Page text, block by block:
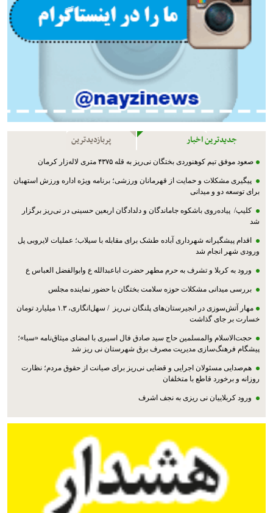
جدیدترین اخبار پربازدیدترین
صعود موفق تیم کوهنوردی بختگان نی‌ریز به قله ۴۳۷۵ متری لاله‌زار کرمان
پیگیری مشکلات و حمایت از قهرمانان ورزشی؛ برنامه ویژه اداره ورزش استهبان
برای توسعه دو و میدانی
کلیپ/ پیاده‌روی باشکوه جاماندگان و دلدادگان اربعین حسینی در نی‌ریز برگزار
شد
اقدام پیشگیرانه شهرداری آباده طشک برای مقابله با سیلاب؛ عملیات لایروبی پل
ورودی شهر انجام شد
ورود به کربلا و تشرف به حرم مطهر حضرت اباعبدالله ع وابوالفضل العباس ع
بررسی میدانی مشکلات حوزه سلامت بختگان با حضور نماینده مجلس
مهار آتش‌سوزی در انجیرستان‌های پلنگان نی‌ریز / سهل‌انگاری، ۱.۳ میلیارد تومان
خسارت بر جای گذاشت
حجت‌الاسلام والمسلمین حاج سید صادق فال اسیری با امضای میثاق‌نامه «سبا»؛
پیشگام فرهنگ‌سازی مدیریت مصرف برق شهرستان نی ریز شد
هم‌صدایی مسئولان اجرایی و قضایی نی‌ریز برای صیانت از حقوق مردم؛ نظارت
روزانه و برخورد قاطع با متخلفان
ورود کربلاییان نی ریزی به نجف اشرف